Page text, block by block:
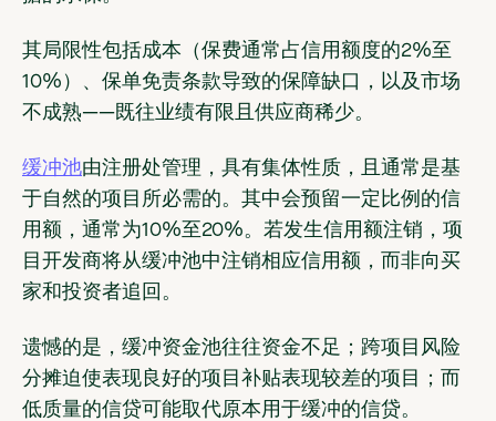
其局限性包括成本（保费通常占信用额度的2%至
10%）、保单免责条款导致的保障缺口，以及市场
不成熟——既往业绩有限且供应商稀少。
缓冲池由注册处管理，具有集体性质，且通常是基
于自然的项目所必需的。其中会预留一定比例的信
用额，通常为10%至20%。若发生信用额注销，项
目开发商将从缓冲池中注销相应信用额，而非向买
家和投资者追回。
遗憾的是，缓冲资金池往往资金不足；跨项目风险
分摊迫使表现良好的项目补贴表现较差的项目；而
低质量的信贷可能取代原本用于缓冲的信贷。